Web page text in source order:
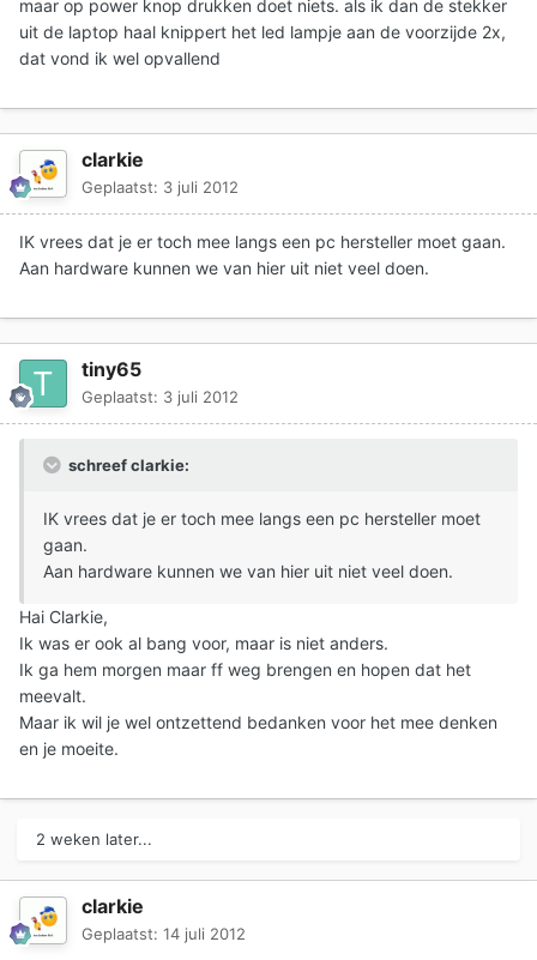
maar op power knop drukken doet niets. als ik dan de stekker
uit de laptop haal knippert het led lampje aan de voorzijde 2x,
dat vond ik wel opvallend
clarkie
Geplaatst: 3 juli 2012
IK vrees dat je er toch mee langs een pc hersteller moet gaan.
Aan hardware kunnen we van hier uit niet veel doen.
tiny65
Geplaatst: 3 juli 2012
schreef clarkie:
IK vrees dat je er toch mee langs een pc hersteller moet
gaan.
Aan hardware kunnen we van hier uit niet veel doen.
Hai Clarkie,
Ik was er ook al bang voor, maar is niet anders.
Ik ga hem morgen maar ff weg brengen en hopen dat het
meevalt.
Maar ik wil je wel ontzettend bedanken voor het mee denken
en je moeite.
2 weken later...
clarkie
Geplaatst: 14 juli 2012